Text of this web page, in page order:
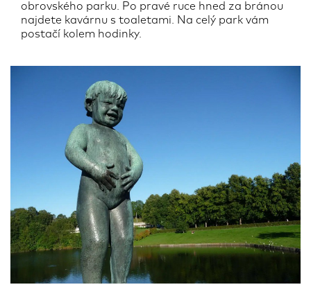
obrovského parku. Po pravé ruce hned za bránou
najdete kavárnu s toaletami. Na celý park vám
postačí kolem hodinky.